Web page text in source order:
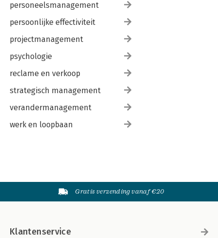
personeelsmanagement
persoonlijke effectiviteit
projectmanagement
psychologie
reclame en verkoop
strategisch management
verandermanagement
werk en loopbaan
Gratis verzending vanaf €20
Klantenservice